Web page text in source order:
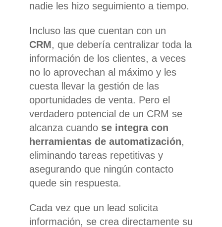
nadie les hizo seguimiento a tiempo.
Incluso las que cuentan con un
CRM, que debería centralizar toda la
información de los clientes, a veces
no lo aprovechan al máximo y les
cuesta llevar la gestión de las
oportunidades de venta. Pero el
verdadero potencial de un CRM se
alcanza cuando se integra con
herramientas de automatización,
eliminando tareas repetitivas y
asegurando que ningún contacto
quede sin respuesta.
Cada vez que un lead solicita
información, se crea directamente su